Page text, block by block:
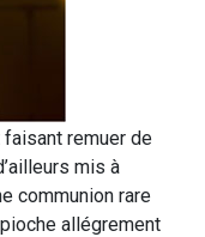
remuer de
mis à
communion rare
allégrement